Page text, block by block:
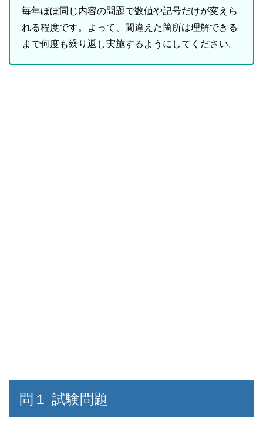
毎年ほぼ同じ内容の問題で数値や記号だけが変えら
れる程度です。よって、間違えた箇所は理解できる
まで何度も繰り返し実施するようにしてください。
問１ 試験問題